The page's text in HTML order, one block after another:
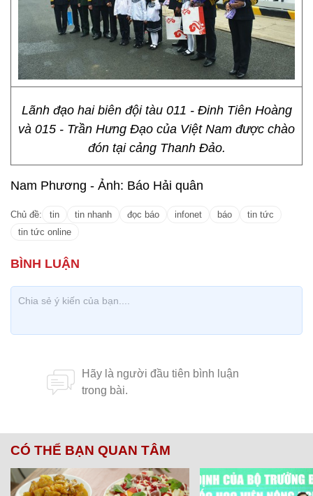
Lãnh đạo hai biên đội tàu 011 - Đinh Tiên Hoàng
và 015 - Trần Hưng Đạo của Việt Nam được chào
đón tại cảng Thanh Đảo.
Nam Phương - Ảnh: Báo Hải quân
Chủ đề: tin tin nhanh đọc báo infonet báo
tin tức
tin tức online
CÓ THỂ BẠN QUAN TÂM